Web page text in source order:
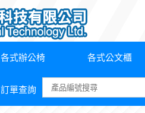
各式辦公椅 各式公文櫃
訂單查詢